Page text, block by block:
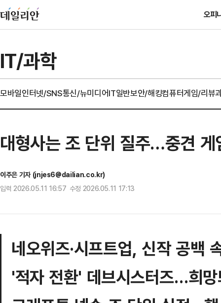
오피
IT/과학
모바일인터넷/SNS통신/뉴미디어IT일반보안/해킹컴퓨터게임/리뷰
대형사는 조 단위 질주…중견
이주은 기자 (jnjes6@dailian.co.kr)
입력 2026.05.11 16:57 수정 2026.05.11 17:13
네오위즈·시프트업, 신작 공백
'적자 전환' 데브시스터즈…희